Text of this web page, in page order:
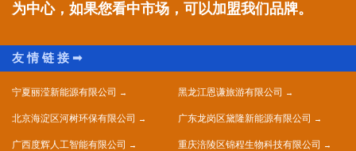
为中心，如果您看中市场，可以加盟我们品牌。
宁夏丽滢新能源有限公司 黑龙江恩谦旅游有限公司
北京海淀区河树环保有限公司 广东龙岗区黛隆新能源有限公司
广西度辉人工智能有限公司 重庆涪陵区锦程生物科技有限公司